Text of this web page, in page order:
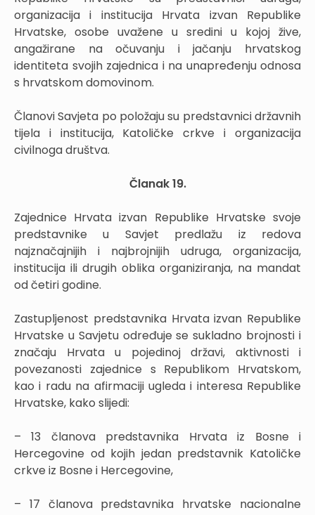
organizacija i institucija Hrvata izvan Republike
Hrvatske, osobe uvažene u sredini u kojoj žive,
angažirane na očuvanju i jačanju hrvatskog
identiteta svojih zajednica i na unapređenju odnosa
s hrvatskom domovinom.
Članovi Savjeta po položaju su predstavnici državnih
tijela i institucija, Katoličke crkve i organizacija
civilnoga društva.
Članak 19.
Zajednice Hrvata izvan Republike Hrvatske svoje
predstavnike u Savjet predlažu iz redova
najznačajnijih i najbrojnijih udruga, organizacija,
institucija ili drugih oblika organiziranja, na mandat
od četiri godine.
Zastupljenost predstavnika Hrvata izvan Republike
Hrvatske u Savjetu određuje se sukladno brojnosti i
značaju Hrvata u pojedinoj državi, aktivnosti i
povezanosti zajednice s Republikom Hrvatskom,
kao i radu na afirmaciji ugleda i interesa Republike
Hrvatske, kako slijedi:
– 13 članova predstavnika Hrvata iz Bosne i
Hercegovine od kojih jedan predstavnik Katoličke
crkve iz Bosne i Hercegovine,
– 17 članova predstavnika hrvatske nacionalne